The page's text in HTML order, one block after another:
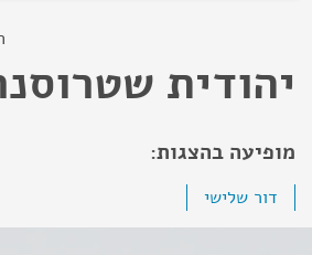
יהודית
מופיעה בהצגות:
דור שלישי